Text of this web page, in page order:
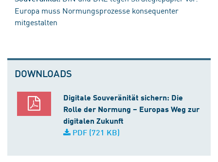
Europa muss Normungsprozesse konsequenter
mitgestalten
DOWNLOADS
Digitale Souveränität sichern: Die
Rolle der Normung – Europas Weg zur
digitalen Zukunft
PDF (721 KB)